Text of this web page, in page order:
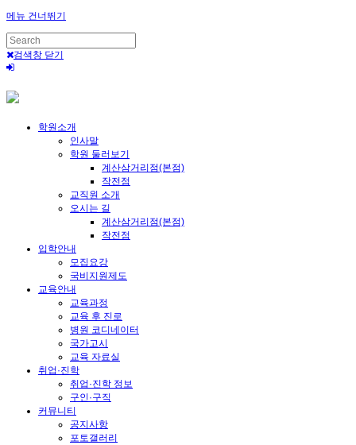
메뉴 건너뛰기
검색창 닫기
학원소개
인사말
학원 둘러보기
계산삼거리점(본점)
작전점
교직원 소개
오시는 길
계산삼거리점(본점)
작전점
입학안내
모집요강
국비지원제도
교육안내
교육과정
교육 후 진로
병원 코디네이터
국가고시
교육 자료실
취업·진학
취업·진학 정보
구인·구직
커뮤니티
공지사항
포토갤러리